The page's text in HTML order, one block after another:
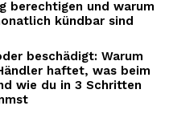
berechtigen und warum
kündbar sind
beschädigt: Warum
haftet, was beim
wie du in 3 Schritten